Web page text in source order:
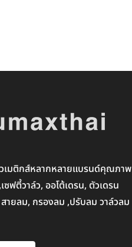
เมติกส์หลากหลายแบรนด์คุณภาพ
ซฟตี้วาล์ว, ออโต้เดรน, ตัวเดรน
ายลม, กรองลม ,ปรับลม วาล์วลม